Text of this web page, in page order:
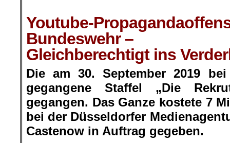
Youtube-
Bundeswehr –
Gleichberechtigt ins
Die am 30. September 2019
gegangene Staffel „Die
gegangen. Das Ganze kostete 7
bei der Düsseldorfer
Castenow in Auftrag gegeben.